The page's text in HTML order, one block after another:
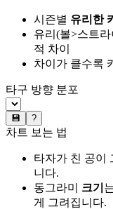
시즌별 유리한
유리(볼>스트
적 차이
차이가 클수록
타구 방향 분포
💾 ?
차트 보는 법
타자가 친 공이
니다.
동그라미 크기
게 그려집니다.